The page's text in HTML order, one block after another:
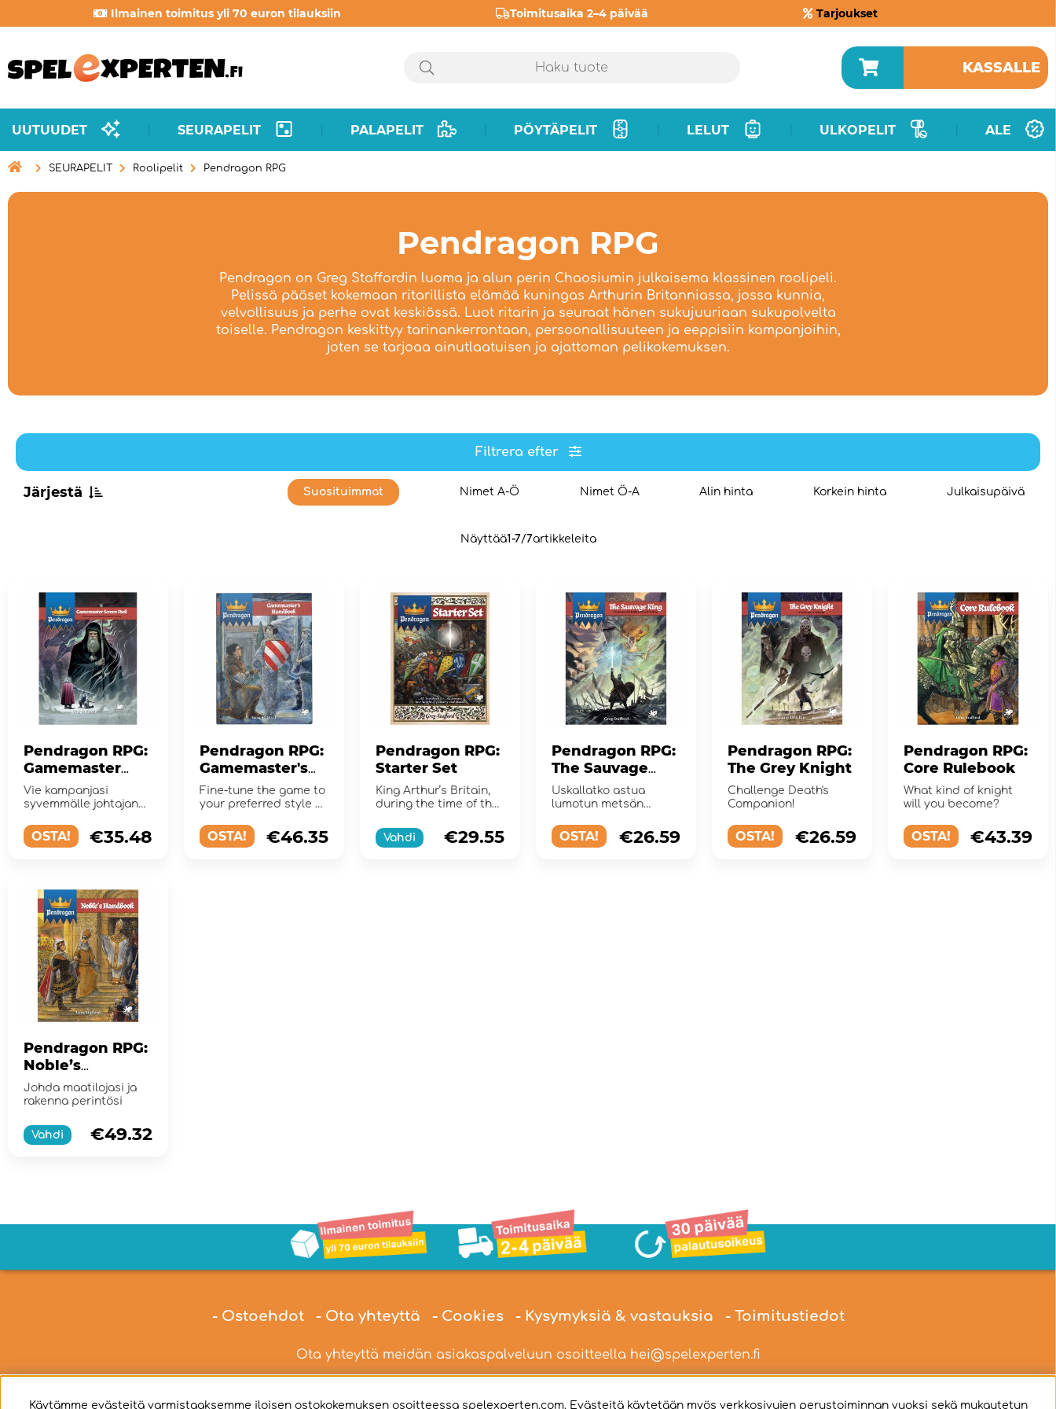
Ilmainen toimitus yli 70 euron tilauksiin Toimitusaika 2–4 päivää Tarjoukset
KASSALLE
UUTUUDET SEURAPELIT PALAPELIT PÖYTÄPELIT LELUT ULKOPELIT ALE
 SEURAPELIT Roolipelit Pendragon RPG
Pendragon RPG
Pendragon on Greg Staffordin luoma ja alun perin Chaosiumin julkaisema klassinen roolipeli.
Pelissä pääset kokemaan ritarillista elämää kuningas Arthurin Britanniassa, jossa kunnia,
velvollisuus ja perhe ovat keskiössä. Luot ritarin ja seuraat hänen sukujuuriaan sukupolvelta
toiselle. Pendragon keskittyy tarinankerrontaan, persoonallisuuteen ja eeppisiin kampanjoihin,
joten se tarjoaa ainutlaatuisen ja ajattoman pelikokemuksen.
Filtrera efter
Järjestä Suosituimmat Nimet A-Ö Nimet Ö-A Alin hinta Korkein hinta Julkaisupäivä
Näyttää1-7/7artikkeleita
Pendragon RPG:
Gamemaster
Screen Pack
Vie kampanjasi
syvemmälle johtajan
OSTA! €35.48
Pendragon RPG:
Gamemaster's
Handbook
Fine-tune the game to
your preferred style of
OSTA! €46.35
Pendragon RPG:
Starter Set
King Arthur’s Britain,
during the time of the
Vahdi
€29.55
Pendragon RPG:
The Sauvage
King
Uskallatko astua
lumotun metsän
OSTA! €26.59
Pendragon RPG:
The Grey Knight
Challenge Death's
Companion!
OSTA! €26.59
Pendragon RPG:
Core Rulebook
What kind of knight
will you become?
OSTA! €43.39
Pendragon RPG:
Noble’s
Handbook
Johda maatilojasi ja
rakenna perintösi
Vahdi €49.32
- Ostoehdot - Ota yhteyttä - Cookies - Kysymyksiä & vastauksia - Toimitustiedot
Ota yhteyttä meidän asiakaspalveluun osoitteella hei@spelexperten.fi
Käytämme evästeitä varmistaaksemme iloisen ostokokemuksen osoitteessa spelexperten.com. Evästeitä käytetään myös verkkosivujen perustoiminnan vuoksi sekä mukautetun